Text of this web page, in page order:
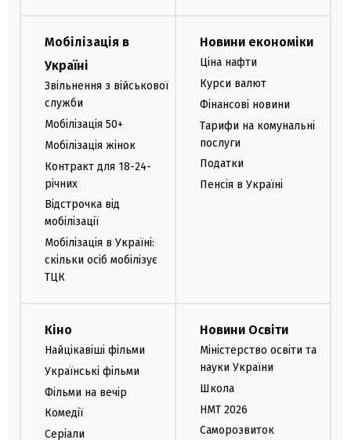
Мобілізація в
Україні
Звільнення з військової
служби
Мобілізація 50+
Мобілізація жінок
Контракт для 18-24-
річних
Відстрочка від
мобілізації
Мобілізація в Україні:
скільки осіб мобілізує
ТЦК
Новини економіки
Ціна нафти
Курси валют
Фінансові новини
Тарифи на комунальні
послуги
Податки
Пенсія в Україні
Кіно
Найцікавіші фільми
Українські фільми
Фільми на вечір
Комедії
Серіали
Новини Освіти
Міністерство освіти та
науки України
Школа
НМТ 2026
Саморозвиток